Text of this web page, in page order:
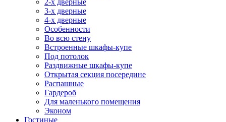
2-х дверные
3-х дверные
4-х дверные
Особенности
Во всю стену
Встроенные шкафы-купе
Под потолок
Раздвижные шкафы-купе
Открытая секция посередине
Распашные
Гардероб
Для маленького помещения
Эконом
Гостиные